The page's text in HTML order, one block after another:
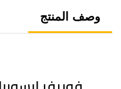
وصف المنتج